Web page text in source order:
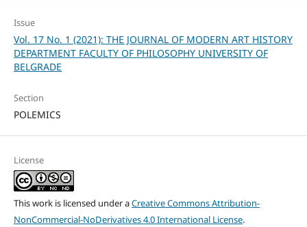
Issue
Vol. 17 No. 1 (2021): THE JOURNAL OF MODERN ART HISTORY
DEPARTMENT FACULTY OF PHILOSOPHY UNIVERSITY OF
BELGRADE
Section
POLEMICS
License
This work is licensed under aCreative Commons Attribution-
NonCommercial-NoDerivatives 4.0 International License.